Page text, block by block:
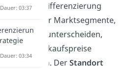
Preisdifferenzierung
dass für Marktsegmente,
regional unterscheiden,
Verkaufspreise
werden. DerStandort
03:37
03:34